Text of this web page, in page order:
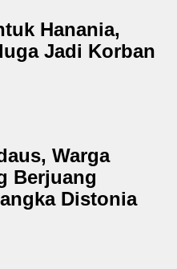
Hanania,
Jadi Korban
Warga
Berjuang
Distonia